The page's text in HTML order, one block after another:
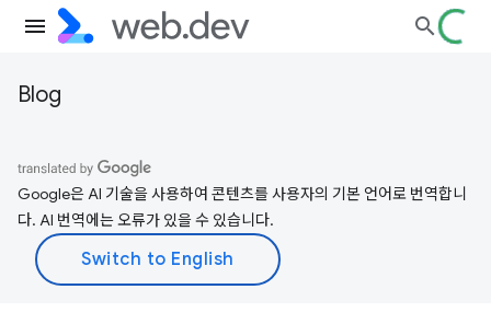
Blog
Google은 AI 기술을 사용하여 콘텐츠를 사용자의 기본 언어로 번역합니
다. AI 번역에는 오류가 있을 수 있습니다.